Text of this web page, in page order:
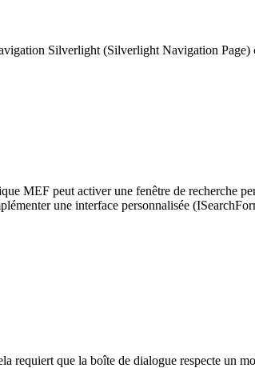
Silverlight (Silverlight Navigation
MEF peut activer une fenêtre de recherche
une interface personnalisée
que la boîte de dialogue respecte un